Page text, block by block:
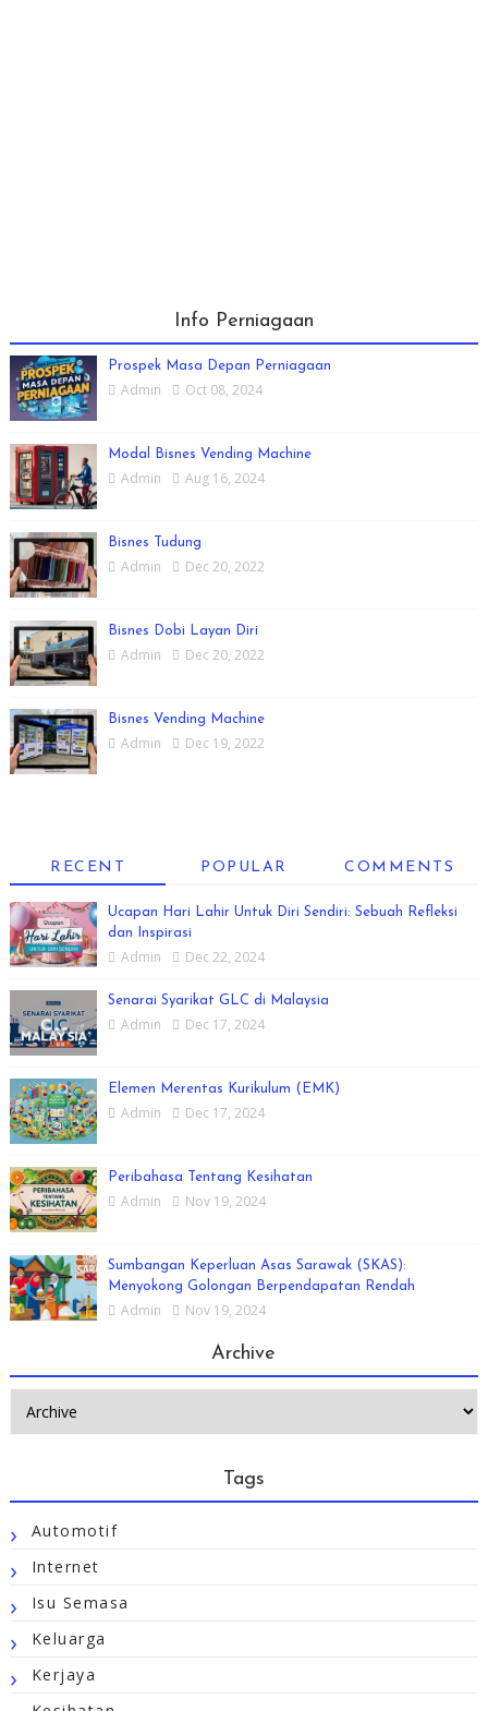
Info Perniagaan
Prospek Masa Depan Perniagaan
Admin Oct 08, 2024
Modal Bisnes Vending Machine
Admin Aug 16, 2024
Bisnes Tudung
Admin Dec 20, 2022
Bisnes Dobi Layan Diri
Admin Dec 20, 2022
Bisnes Vending Machine
Admin Dec 19, 2022
RECENT POPULAR COMMENTS
Ucapan Hari Lahir Untuk Diri Sendiri: Sebuah Refleksi
dan Inspirasi
Admin Dec 22, 2024
Senarai Syarikat GLC di Malaysia
Admin Dec 17, 2024
Elemen Merentas Kurikulum (EMK)
Admin Dec 17, 2024
Peribahasa Tentang Kesihatan
Admin Nov 19, 2024
Sumbangan Keperluan Asas Sarawak (SKAS):
Menyokong Golongan Berpendapatan Rendah
Admin Nov 19, 2024
Archive
Tags
Automotif
Internet
Isu Semasa
Keluarga
Kerjaya